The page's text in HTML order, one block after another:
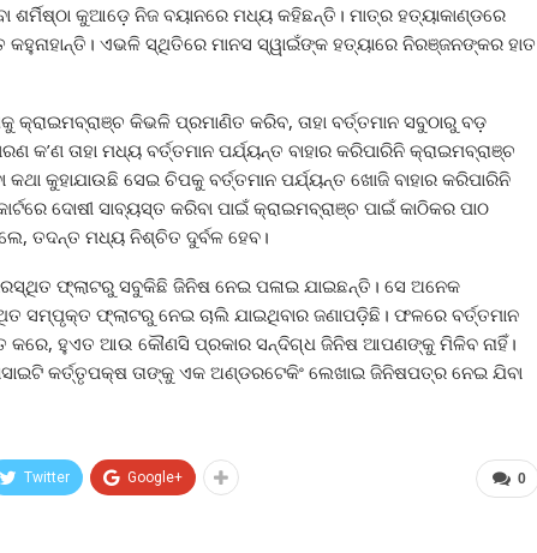
ଶର୍ମିଷ୍ଠା କୁଆଡ଼େ ନିଜ ବୟାନରେ ମଧ୍ୟ କହିଛନ୍ତି। ମାତ୍ର ହତ୍ୟାକାଣ୍ଡରେ
ଏଭଳି ସ୍ଥିତିରେ ମାନସ ସ୍ୱାଇଁଙ୍କ ହତ୍ୟାରେ ନିରଞ୍ଜନଙ୍କର ହାତ
କ୍ରାଇମବ୍ରାଞ୍ଚ କିଭଳି ପ୍ରମାଣିତ କରିବ, ତାହା ବର୍ତ୍ତମାନ ସବୁଠାରୁ ବଡ଼
ତାହା ମଧ୍ୟ ବର୍ତ୍ତମାନ ପର୍ଯ୍ୟନ୍ତ ବାହାର କରିପାରିନି କ୍ରାଇମବ୍ରାଞ୍ଚ
କୁହାଯାଉଛି ସେଇ ଚିପକୁ ବର୍ତ୍ତମାନ ପର୍ଯ୍ୟନ୍ତ ଖୋଜି ବାହାର କରିପାରିନି
ଦୋଷୀ ସାବ୍ୟସ୍ତ କରିବା ପାଇଁ କ୍ରାଇମବ୍ରାଞ୍ଚ ପାଇଁ କାଠିକର ପାଠ
ତଦନ୍ତ ମଧ୍ୟ ନିଶ୍ଚିତ ଦୁର୍ବଳ ହେବ।
ଫ୍ଲାଟରୁ ସବୁକିଛି ଜିନିଷ ନେଇ ପଳାଇ ଯାଇଛନ୍ତି। ସେ ଅନେକ
ସମ୍ପୃକ୍ତ ଫ୍ଲାଟରୁ ନେଇ ଚାଲି ଯାଇଥିବାର ଜଣାପଡ଼ିଛି। ଫଳରେ ବର୍ତ୍ତମାନ
କରେ, ହୁଏତ ଆଉ କୌଣସି ପ୍ରକାର ସନ୍ଦିଗ୍ଧ ଜିନିଷ ଆପଣଙ୍କୁ ମିଳିବ ନାହିଁ।
କର୍ତ୍ତୃପକ୍ଷ ତାଙ୍କୁ ଏକ ଅଣ୍ଡରଟେକିଂ ଲେଖାଇ ଜିନିଷପତ୍ର ନେଇ ଯିବା
0
Twitter Google+